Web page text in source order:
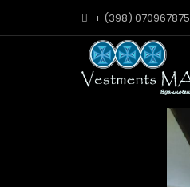
+ (398) 070967875